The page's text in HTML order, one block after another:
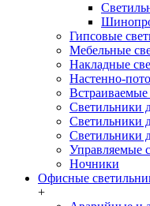
Гипсовые
Мебельные
Накладные
Настенно-
Встраиваемые
Светильники
Светильники
Светильники
Управляемые
Ночники
Офисные
+